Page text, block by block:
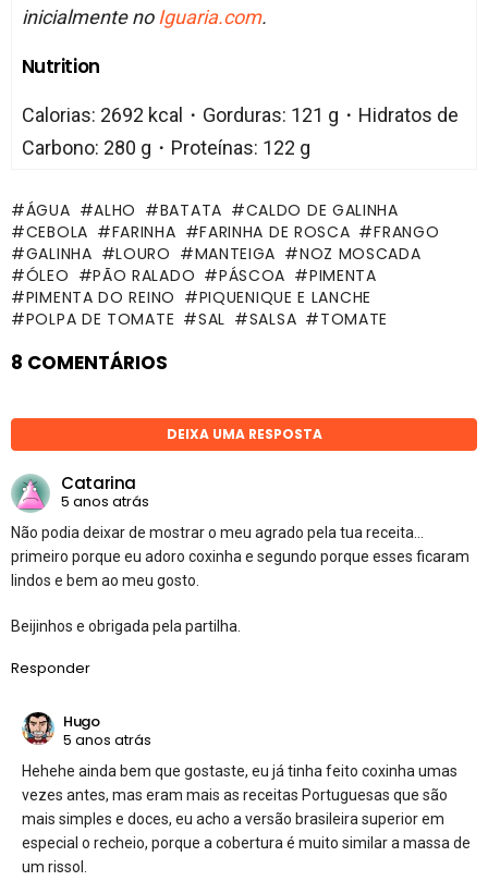
inicialmente no Iguaria.com.
Nutrition
Calorias: 2692 kcal・Gorduras: 121 g・Hidratos de
Carbono: 280 g・Proteínas: 122 g
ÁGUA ALHO BATATA
CALDO DE GALINHA
CEBOLA
FARINHA FARINHA DE ROSCA
FRANGO
GALINHA
LOURO MANTEIGA
NOZ MOSCADA
ÓLEO
PÃO RALADO PÁSCOA
PIMENTA
PIMENTA DO REINO
PIQUENIQUE E LANCHE
POLPA DE TOMATE
SAL SALSA TOMATE
8 COMENTÁRIOS
DEIXA UMA RESPOSTA
Catarina
5 anos atrás
Não podia deixar de mostrar o meu agrado pela tua receita…
primeiro porque eu adoro coxinha e segundo porque esses ficaram
lindos e bem ao meu gosto.
Beijinhos e obrigada pela partilha.
Responder
Hugo
5 anos atrás
Hehehe ainda bem que gostaste, eu já tinha feito coxinha umas
vezes antes, mas eram mais as receitas Portuguesas que são
mais simples e doces, eu acho a versão brasileira superior em
especial o recheio, porque a cobertura é muito similar a massa de
um rissol.